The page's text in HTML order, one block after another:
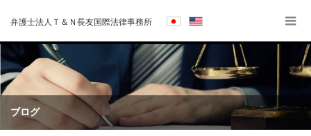
弁護士法人Ｔ＆Ｎ長友国際法律事務所
ブログ